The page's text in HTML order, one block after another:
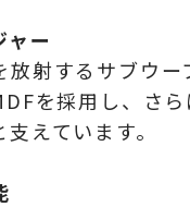
ー
射するサブウ
を採用し、さ
えています。